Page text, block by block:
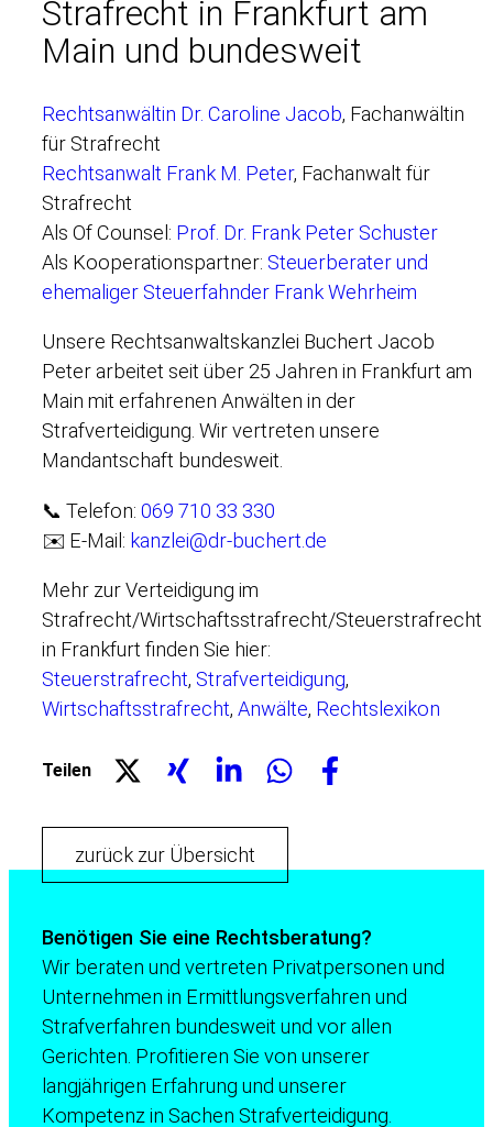
Strafrecht in Frankfurt am
Main und bundesweit
Rechtsanwältin Dr. Caroline Jacob, Fachanwältin
für Strafrecht
Rechtsanwalt Frank M. Peter, Fachanwalt für
Strafrecht
Als Of Counsel: Prof. Dr. Frank Peter Schuster
Als Kooperationspartner: Steuerberater und
ehemaliger Steuerfahnder Frank Wehrheim
Unsere Rechtsanwaltskanzlei Buchert Jacob
Peter arbeitet seit über 25 Jahren in Frankfurt am
Main mit erfahrenen Anwälten in der
Strafverteidigung. Wir vertreten unsere
Mandantschaft bundesweit.
📞 Telefon: 069 710 33 330
✉️ E-Mail: kanzlei@dr-buchert.de
Mehr zur Verteidigung im
Strafrecht/Wirtschaftsstrafrecht/Steuerstrafrecht
in Frankfurt finden Sie hier:
Steuerstrafrecht, Strafverteidigung,
Wirtschaftsstrafrecht, Anwälte, Rechtslexikon
Teilen
zurück zur Übersicht
Benötigen Sie eine Rechtsberatung?
Wir beraten und vertreten Privatpersonen und
Unternehmen in Ermittlungsverfahren und
Strafverfahren bundesweit und vor allen
Gerichten. Profitieren Sie von unserer
langjährigen Erfahrung und unserer
Kompetenz in Sachen Strafverteidigung.